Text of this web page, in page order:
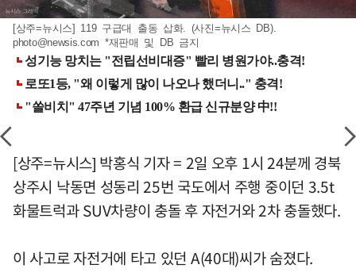
[상주=뉴시스] 119 구급대 출동 삽화. (사진=뉴시스 DB).
photo@newsis.com *재판매 및 DB 금지
[상주=뉴시스] 박홍식 기자 = 2일 오후 1시 24분께 경북
상주시 낙동면 성동리 25번 국도에서 주행 중이던 3.5t
화물트럭과 SUV차량이 충돌 후 자전거와 2차 충돌했다.
이 사고로 자전거에 타고 있던 A(40대)씨가 숨졌다.